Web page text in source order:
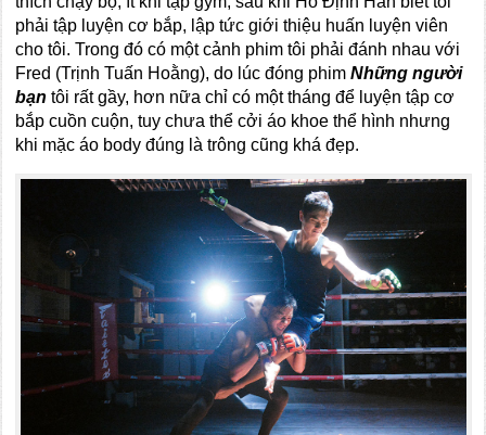
phải tập luyện cơ bắp, lập tức giới thiệu huấn luyện viên
cho tôi. Trong đó có một cảnh phim tôi phải đánh nhau với
Fred (Trịnh Tuấn Hoằng), do lúc đóng phimNhững người
bạntôi rất gầy, hơn nữa chỉ có một tháng để luyện tập cơ
bắp cuồn cuộn, tuy chưa thể cởi áo khoe thể hình nhưng
khi mặc áo body đúng là trông cũng khá đẹp.